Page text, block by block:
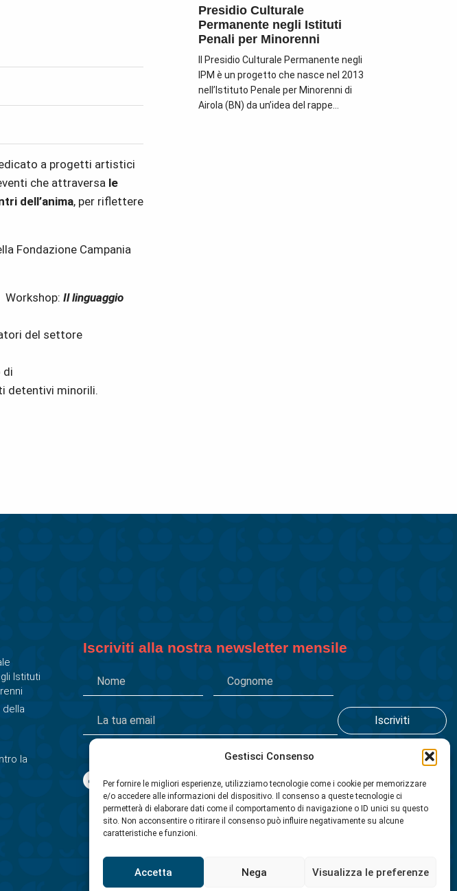
Gestisci Consenso
Per fornire le migliori esperienze, utilizziamo tecnologie come i cookie per memorizzare
e/o accedere alle informazioni del dispositivo. Il consenso a queste tecnologie ci
permetterà di elaborare dati come il comportamento di navigazione o ID unici su questo
sito. Non acconsentire o ritirare il consenso può influire negativamente su alcune
caratteristiche e funzioni.
Accetta Nega Visualizza le preferenze
a progetti artistici
che attraversa le
dell’anima, per riflettere
Fondazione Campania
Workshop: Il linguaggio
del settore
di
detentivi minorili.
Presidio Culturale
Permanente negli Istituti
Penali per Minorenni
Il Presidio Culturale Permanente negli
IPM è un progetto che nasce nel 2013
nell’Istituto Penale per Minorenni di
Airola (BN) da un’idea del rappe...
Istituti
la
Iscriviti alla nostra newsletter mensile